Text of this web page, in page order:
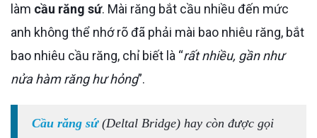
làm cầu răng sứ. Mài răng bắt cầu nhiều đến mức
anh không thể nhớ rõ đã phải mài bao nhiêu răng, bắt
bao nhiêu cầu răng, chỉ biết là “rất nhiều, gần như
nửa hàm răng hư hỏng”.
Cầu răng sứ(Deltal Bridge) hay còn được gọi